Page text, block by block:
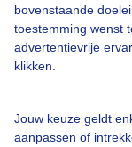
bovenstaande
toestemming wenst
advertentievrije
klikken.
Jouw keuze geldt
aanpassen of
Toegankelijkheid
Privacy beleid